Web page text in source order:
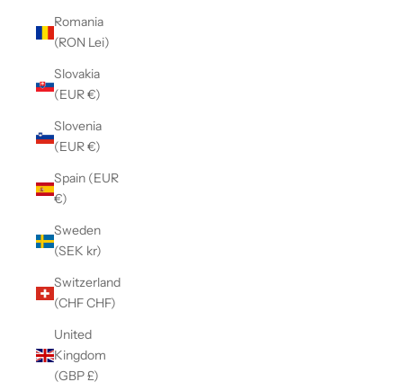
Romania
(RON Lei)
Slovakia
(EUR €)
Slovenia
(EUR €)
Spain (EUR
€)
Sweden
(SEK kr)
Switzerland
(CHF CHF)
United
Kingdom
(GBP £)